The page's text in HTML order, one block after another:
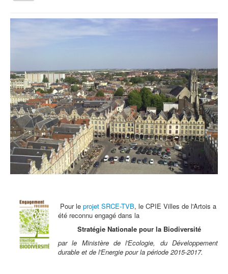
la
Vous êtes ici :
Accueil
Prendre soin de sa santé, c'est aussi la renforcer !
Activités tout public
Animations et éducation
Accompagnement du territoire et ingénierie
Espace Info Energie
Guide Nature Patrimoine Volontaire (GNPV)
Centre de Ressources du Territoire (CRT)
Contact
Pour le projet SRCE-TVB, le CPIE Villes de l'Artois a
été reconnu engagé dans la
Stratégie Nationale pour la Biodiversité
par le Ministère de l'Ecologie, du Développement
durable et de l'Energie pour la période 2015-2017.